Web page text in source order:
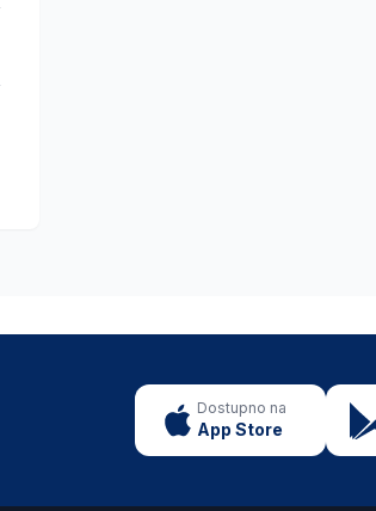
Dostupno na
App Store